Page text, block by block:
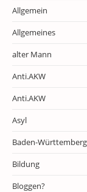
Allgemein
Allgemeines
alter Mann
Anti.AKW
Anti.AKW
Asyl
Baden-Württemberg
Bildung
Bloggen?